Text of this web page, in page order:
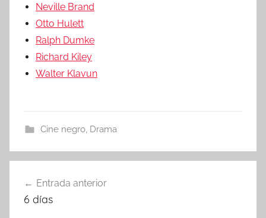
Neville Brand
Otto Hulett
Ralph Dumke
Richard Kiley
Walter Klavun
Cine negro, Drama
Navegación
de
Entrada anterior
6 días